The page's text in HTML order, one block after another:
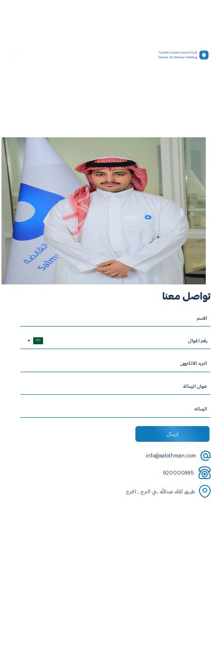
الرئيسية/ طارق حمدان السبيعي
تواصل معنا
Saudi
Arabia
info@salothman.com
920000995
طريق الملك عبدالله ,حي البرج , الخرج